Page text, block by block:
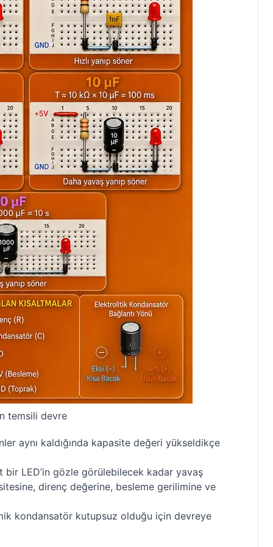
temsili devre
aynı kaldığında kapasite değeri yükseldikçe
bir LED’in gözle görülebilecek kadar yavaş
direnç değerine, besleme gerilimine ve
kondansatör kutupsuz olduğu için devreye